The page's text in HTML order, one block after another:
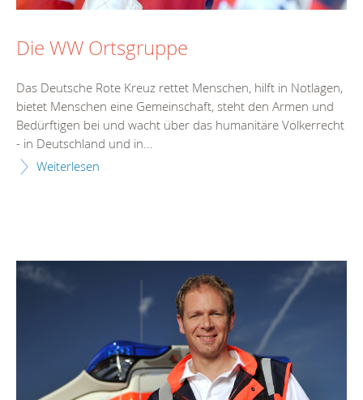
Die WW Ortsgruppe
Das Deutsche Rote Kreuz rettet Menschen, hilft in Notlagen,
bietet Menschen eine Gemeinschaft, steht den Armen und
Bedürftigen bei und wacht über das humanitäre Völkerrecht
- in Deutschland und in...
Weiterlesen